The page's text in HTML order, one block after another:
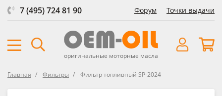
7 (495) 724 81 90 Форум Точки выдачи
оригинальные моторные масла
Главная Фильтры Фильтр топливный SP-2024